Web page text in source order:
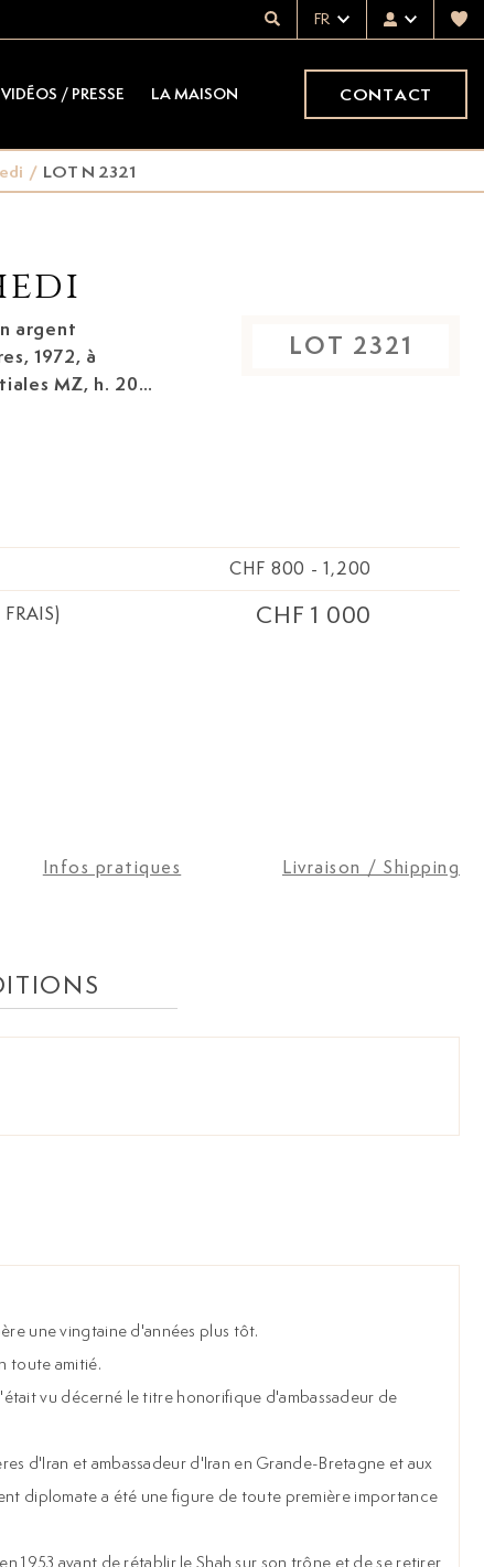
FR
VIDÉOS / PRESSE LA MAISON CONTACT
/ LOT N 2321
argent
1972,
MZ, h. 20
LOT 2321
CHF 800 - 1,200
CHF 1 000
Infos pratiques Livraison / Shipping
une vingtaine d'années plus tôt.
toute amitié.
vu décerné le titre honorifique d'ambassadeur de
d'Iran et ambassadeur d'Iran en Grande-Bretagne et aux
diplomate a été une figure de toute première importance
1953 avant de rétablir le Shah sur son trône et de se retirer